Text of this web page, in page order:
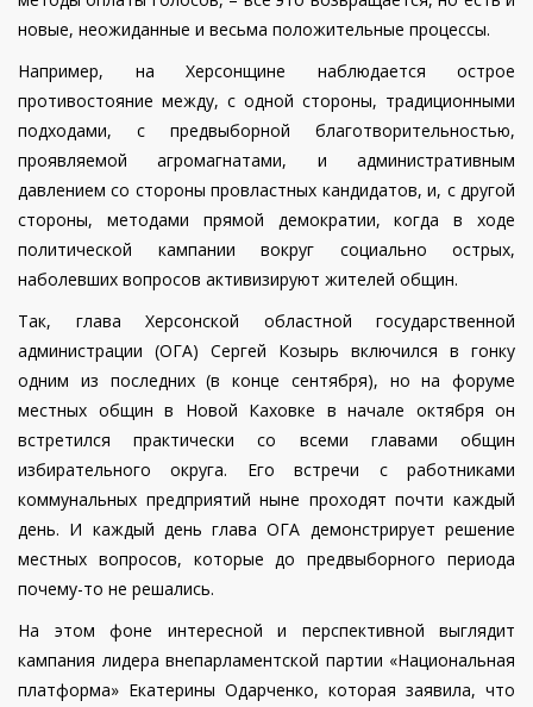
новые, неожиданные и весьма положительные процессы.
Например, на Херсонщине наблюдается острое
противостояние между, с одной стороны, традиционными
подходами, с предвыборной благотворительностью,
проявляемой агромагнатами, и административным
давлением со стороны провластных кандидатов, и, с другой
стороны, методами прямой демократии, когда в ходе
политической кампании вокруг социально острых,
наболевших вопросов активизируют жителей общин.
Так, глава Херсонской областной государственной
администрации (ОГА) Сергей Козырь включился в гонку
одним из последних (в конце сентября), но на форуме
местных общин в Новой Каховке в начале октября он
встретился практически со всеми главами общин
избирательного округа. Его встречи с работниками
коммунальных предприятий ныне проходят почти каждый
день. И каждый день глава ОГА демонстрирует решение
местных вопросов, которые до предвыборного периода
почему-то не решались.
На этом фоне интересной и перспективной выглядит
кампания лидера внепарламентской партии «Национальная
платформа» Екатерины Одарченко, которая заявила, что